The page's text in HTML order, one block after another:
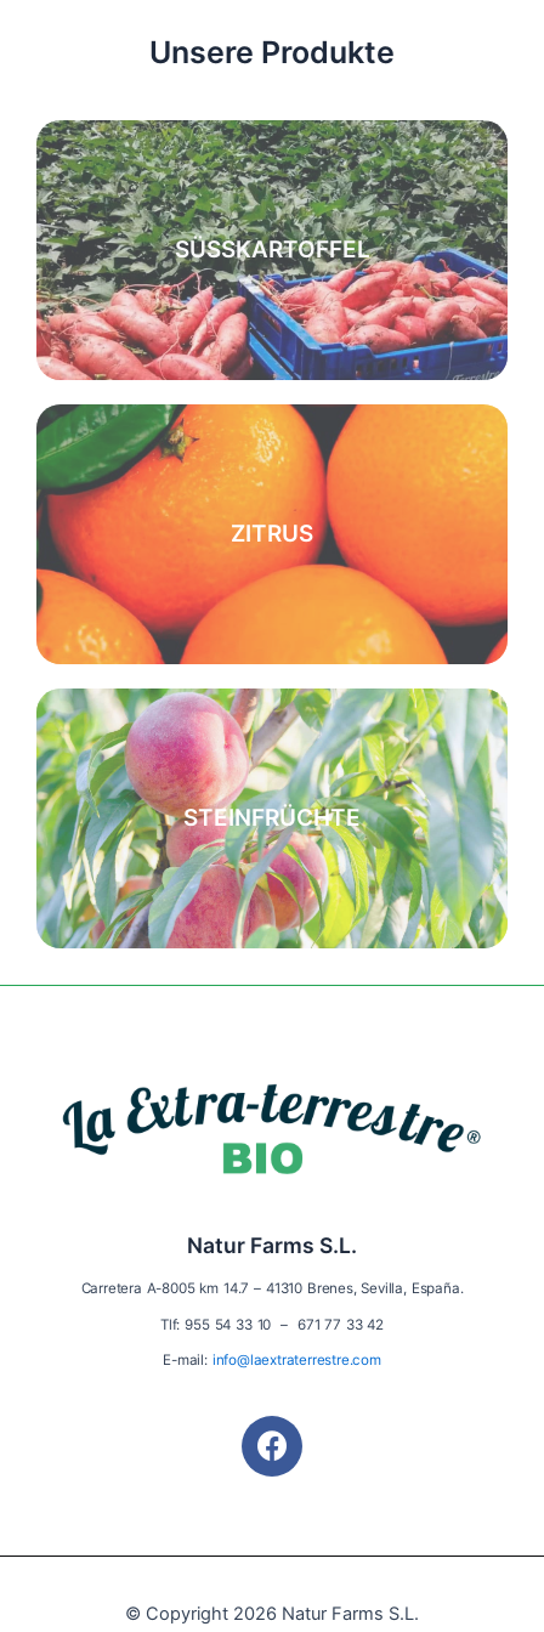
Unsere Produkte
SÜSSKARTOFFEL
ZITRUS
STEINFRÜCHTE
Natur Farms S.L.
Carretera A-8005 km 14.7 – 41310 Brenes, Sevilla, España.
Tlf: 955 54 33 10 – 671 77 33 42
E-mail: info@laextraterrestre.com
F
a
b
o
© Copyright 2026 Natur Farms S.L.